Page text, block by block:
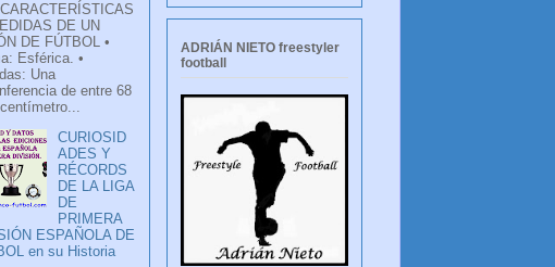
DE UN
DE FÚTBOL •
Esférica. •
Una
de entre 68
CURIOSID
ADES Y
RÉCORDS
DE LA LIGA
DE
PRIMERA
ESPAÑOLA DE
en su Historia
ADRIÁN NIETO freestyler
football